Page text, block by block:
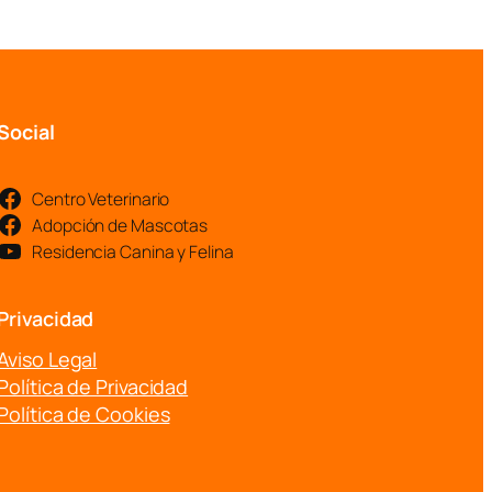
Centro Veterinario
Adopción de Mascotas
Residencia Canina y Felina
Legal
de Privacidad
de Cookies